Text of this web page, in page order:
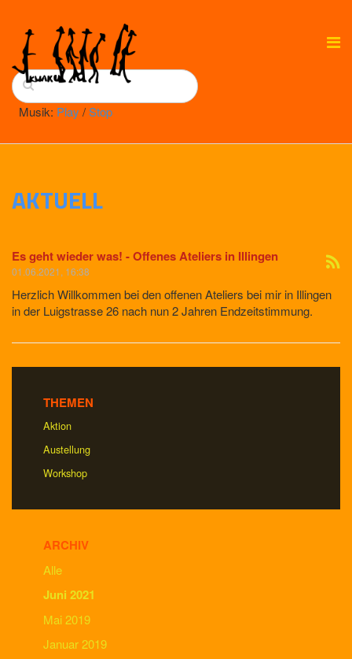
Musik: Play /Stop
AKTUELL
Es geht wieder was! - Offenes Ateliers in Illingen
01.06.2021, 16:38
Herzlich Willkommen bei den offenen Ateliers bei mir in Illingen
in der Luigstrasse 26 nach nun 2 Jahren Endzeitstimmung.
THEMEN
Aktion
Austellung
Workshop
ARCHIV
Alle
Juni 2021
Mai 2019
Januar 2019